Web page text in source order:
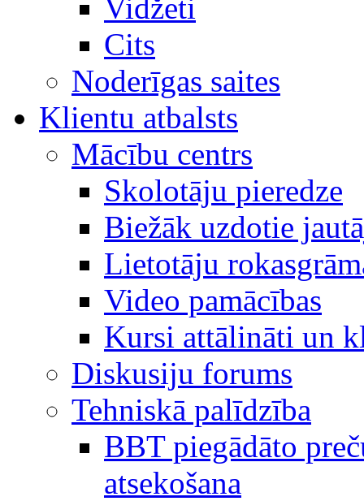
Vidžeti
Cits
Noderīgas saites
Klientu atbalsts
Mācību centrs
Skolotāju pieredze
Biežāk uzdotie
Lietotāju
Video pamācības
Kursi attālināti un
Diskusiju forums
Tehniskā palīdzība
BBT piegādāto
atsekošana